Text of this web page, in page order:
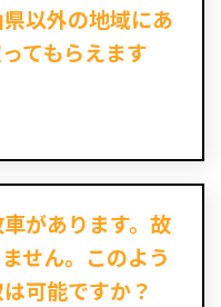
以外の地域にあ
てもらえます
があります。故
せん。このよう
可能ですか？